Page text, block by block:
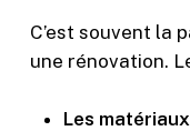
C’est souvent la
une rénovation.
Les